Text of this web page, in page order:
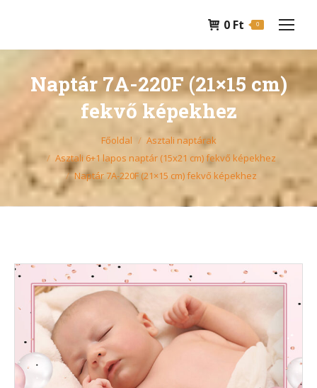
0 Ft 0
Naptár 7A-220F (21×15 cm)
fekvő képekhez
You are here: Főoldal
Asztali naptárak
Asztali 6+1 lapos naptár (15x21 cm) fekvő képekhez
Naptár 7A-220F (21×15 cm) fekvő képekhez